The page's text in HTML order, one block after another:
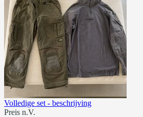
Volledige set - beschrijving
Preis n.V.